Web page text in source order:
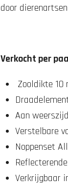
door
Verkocht per
Zooldikte 10
Aan
Verstelbare
Noppenset
Verkrijgbaar